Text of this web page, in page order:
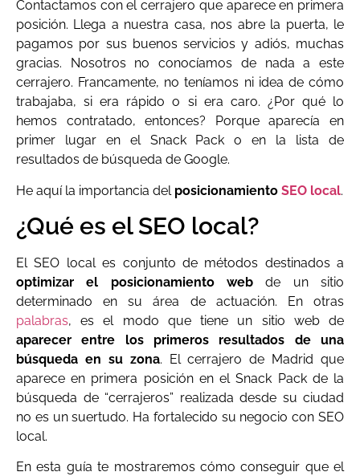
Contactamos con el cerrajero que aparece en primera
posición. Llega a nuestra casa, nos abre la puerta, le
pagamos por sus buenos servicios y adiós, muchas
gracias. Nosotros no conocíamos de nada a este
cerrajero. Francamente, no teníamos ni idea de cómo
trabajaba, si era rápido o si era caro. ¿Por qué lo
hemos contratado, entonces? Porque aparecía en
primer lugar en el Snack Pack o en la lista de
resultados de búsqueda de Google.
He aquí la importancia del posicionamiento SEO local.
¿Qué es el SEO local?
El SEO local es conjunto de métodos destinados a
optimizar el posicionamiento web de un sitio
determinado en su área de actuación. En otras
palabras, es el modo que tiene un sitio web de
aparecer entre los primeros resultados de una
búsqueda en su zona. El cerrajero de Madrid que
aparece en primera posición en el Snack Pack de la
búsqueda de “cerrajeros” realizada desde su ciudad
no es un suertudo. Ha fortalecido su negocio con SEO
local.
En esta guía te mostraremos cómo conseguir que el